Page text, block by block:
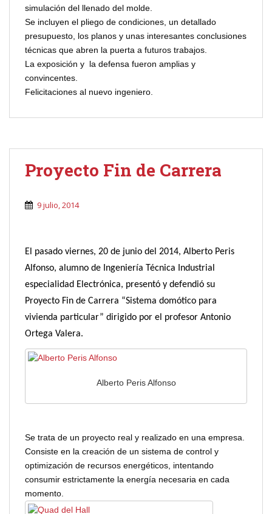
simulación del llenado del molde.
Se incluyen el pliego de condiciones, un detallado
presupuesto, los planos y unas interesantes conclusiones
técnicas que abren la puerta a futuros trabajos.
La exposición y la defensa fueron amplias y
convincentes.
Felicitaciones al nuevo ingeniero.
Proyecto Fin de Carrera
9 julio, 2014
El pasado viernes, 20 de junio del 2014, Alberto Peris
Alfonso, alumno de Ingeniería Técnica Industrial
especialidad Electrónica, presentó y defendió su
Proyecto Fin de Carrera “Sistema domótico para
vivienda particular” dirigido por el profesor Antonio
Ortega Valera.
Alberto Peris Alfonso
Se trata de un proyecto real y realizado en una empresa.
Consiste en la creación de un sistema de control y
optimización de recursos energéticos, intentando
consumir estrictamente la energía necesaria en cada
momento.